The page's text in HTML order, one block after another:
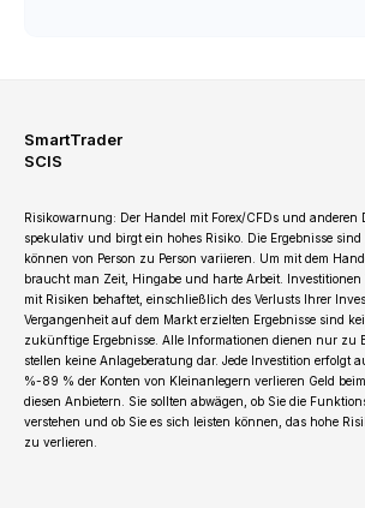
SmartTrader
SCIS
Risikowarnung: Der Handel mit Forex/CFDs und anderen
spekulativ und birgt ein hohes Risiko. Die Ergebnisse
können von Person zu Person variieren. Um mit dem
braucht man Zeit, Hingabe und harte Arbeit.
mit Risiken behaftet, einschließlich des Verlusts Ihrer
Vergangenheit auf dem Markt erzielten Ergebnisse sind
zukünftige Ergebnisse. Alle Informationen dienen nur zu
stellen keine Anlageberatung dar. Jede Investition erfolgt
%-89 % der Konten von Kleinanlegern verlieren Geld
diesen Anbietern. Sie sollten abwägen, ob Sie die
verstehen und ob Sie es sich leisten können, das hohe
zu verlieren.